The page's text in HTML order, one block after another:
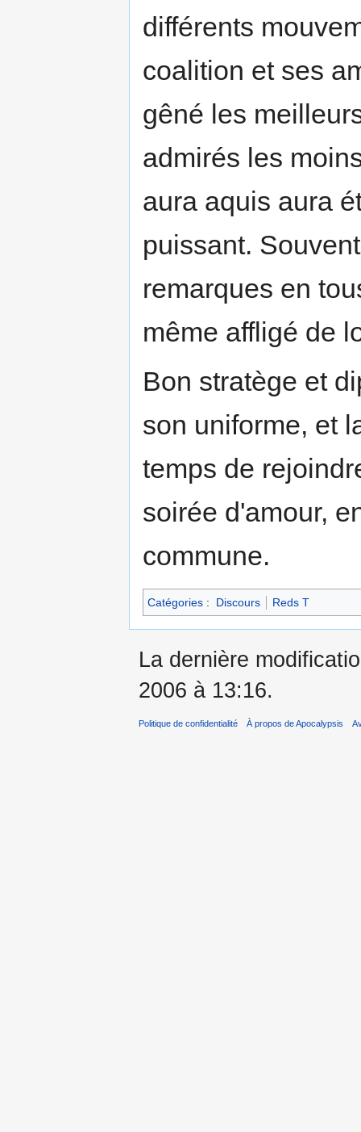
différents
coalition et ses
gêné les
admirés les
aura aquis aura
puissant.
remarques en
même affligé de
Bon stratège et
son uniforme, et
temps de
soirée d'amour,
commune.
Catégories : Discours Reds T
La dernière
2006 à 13:16.
Politique de confidentialité À propos de Apocalypsis